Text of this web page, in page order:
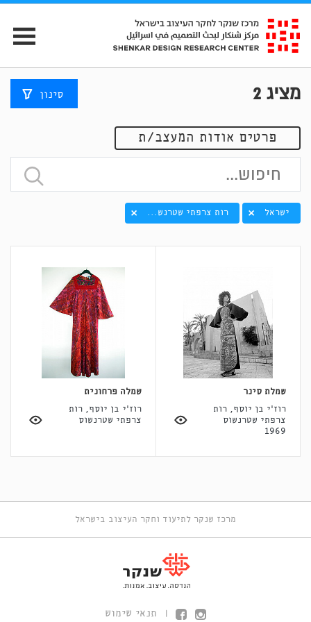
מציג 2 סינון
פרטים אודות המעצב/ת
ישראל רות צרפתי שטרנש...
שמלת סינר
רוז'י בן יוסף, רות
צרפתי שטרנשוס
1969
שמלה פרחונית
רוז'י בן יוסף, רות
צרפתי שטרנשוס
מרכז שנקר לתיעוד וחקר העיצוב בישראל
תנאי שימוש